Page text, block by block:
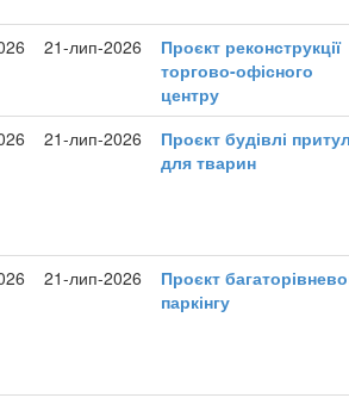
21-лип-2026
Проєкт реконструкції
торгово-офісного
центру
21-лип-2026
Проєкт будівлі
для тварин
21-лип-2026
Проєкт
паркінгу